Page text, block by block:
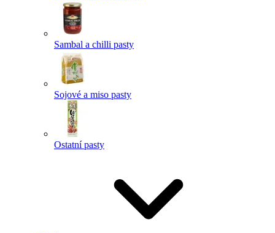
Sambal a chilli pasty
Sojové a miso pasty
Ostatní pasty